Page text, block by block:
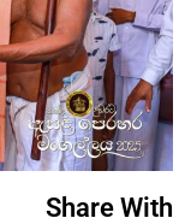
Share With